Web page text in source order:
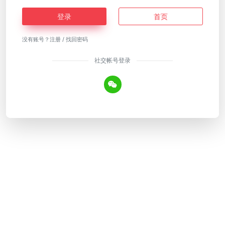
登录 首页
没有账号？ 注册 / 找回密码
社交帐号登录